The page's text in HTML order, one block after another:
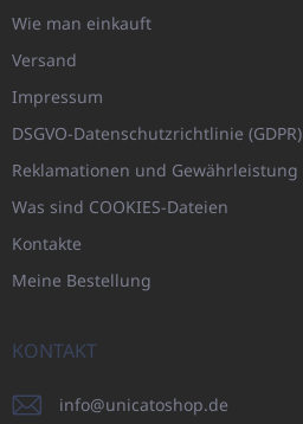
Wie man einkauft
Versand
Impressum
DSGVO-Datenschutzrichtlinie (GDPR)
Reklamationen und Gewährleistung
Was sind COOKIES-Dateien
Kontakte
Meine Bestellung
KONTAKT
info@unicatoshop.de